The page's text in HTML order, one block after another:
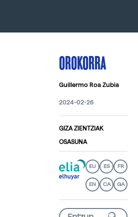
OROKORRA
Guillermo Roa Zubia
2024-02-26
GIZA ZIENTZIAK
OSASUNA
EU ES FR
EN CA GA